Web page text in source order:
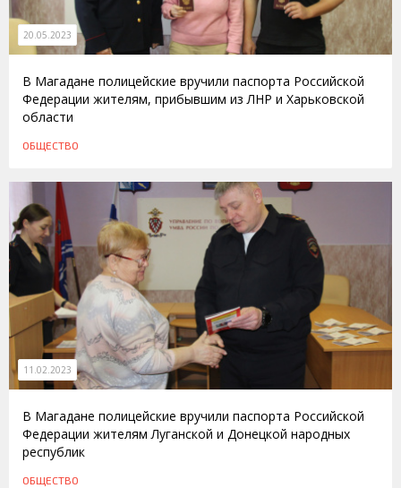
20.05.2023
В Магадане полицейские вручили паспорта Российской
Федерации жителям, прибывшим из ЛНР и Харьковской
области
ОБЩЕСТВО
11.02.2023
В Магадане полицейские вручили паспорта Российской
Федерации жителям Луганской и Донецкой народных
республик
ОБЩЕСТВО